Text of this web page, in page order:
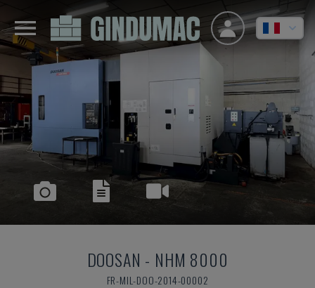
DOOSAN - NHM 8000
FR-MIL-DOO-2014-00002